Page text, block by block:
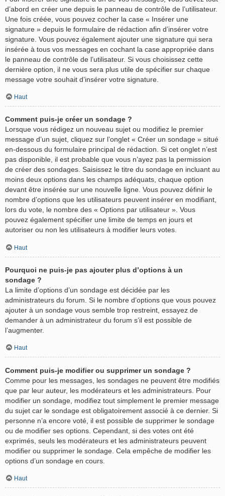
d’abord en créer une depuis le panneau de contrôle de l’utilisateur.
Une fois créée, vous pouvez cocher la case « Insérer une
signature » depuis le formulaire de rédaction afin d’insérer votre
signature. Vous pouvez également ajouter une signature qui sera
insérée à tous vos messages en cochant la case appropriée dans
le panneau de contrôle de l’utilisateur. Si vous choisissez cette
dernière option, il ne vous sera plus utile de spécifier sur chaque
message votre souhait d’insérer votre signature.
Haut
Comment puis-je créer un sondage ?
Lorsque vous rédigez un nouveau sujet ou modifiez le premier
message d’un sujet, cliquez sur l’onglet « Créer un sondage » situé
en-dessous du formulaire principal de rédaction. Si cet onglet n’est
pas disponible, il est probable que vous n’ayez pas la permission
de créer des sondages. Saisissez le titre du sondage en incluant au
moins deux options dans les champs adéquats, chaque option
devant être insérée sur une nouvelle ligne. Vous pouvez définir le
nombre d’options que les utilisateurs peuvent insérer en modifiant,
lors du vote, le nombre des « Options par utilisateur ». Vous
pouvez également spécifier une limite de temps en jours et
autoriser ou non les utilisateurs à modifier leurs votes.
Haut
Pourquoi ne puis-je pas ajouter plus d’options à un
sondage ?
La limite d’options d’un sondage est décidée par les
administrateurs du forum. Si le nombre d’options que vous pouvez
ajouter à un sondage vous semble trop restreint, essayez de
demander à un administrateur du forum s’il est possible de
l’augmenter.
Haut
Comment puis-je modifier ou supprimer un sondage ?
Comme pour les messages, les sondages ne peuvent être modifiés
que par leur auteur, les modérateurs et les administrateurs. Pour
modifier un sondage, modifiez tout simplement le premier message
du sujet car le sondage est obligatoirement associé à ce dernier. Si
personne n’a encore voté, il est possible de supprimer le sondage
ou de modifier ses options. Cependant, si des votes ont été
exprimés, seuls les modérateurs et les administrateurs peuvent
modifier ou supprimer le sondage. Cela empêche de modifier les
options d’un sondage en cours.
Haut